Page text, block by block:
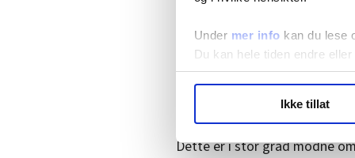
Under mer info kan du lese
Du kan hele tiden endre
hvordan våre nettsider blir
annonsering. Disse er angitt
Ikke tillat
ikke avvikle
framtid.
Norge skal levere olje og
«Leteaktiviteten skal pågå
Dette er i stor grad modne